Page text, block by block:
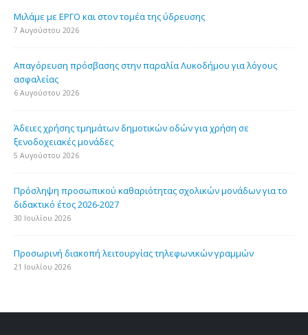
Μιλάμε με ΕΡΓΟ και στον τομέα της ύδρευσης
7 Αυγούστου 2026
Απαγόρευση πρόσβασης στην παραλία Λυκοδήμου για λόγους
ασφαλείας
6 Αυγούστου 2026
Άδειες χρήσης τμημάτων δημοτικών οδών για χρήση σε
ξενοδοχειακές μονάδες
5 Αυγούστου 2026
Πρόσληψη προσωπικού καθαριότητας σχολικών μονάδων για το
διδακτικό έτος 2026-2027
30 Ιουλίου 2026
Προσωρινή διακοπή λειτουργίας τηλεφωνικών γραμμών
21 Ιουλίου 2026